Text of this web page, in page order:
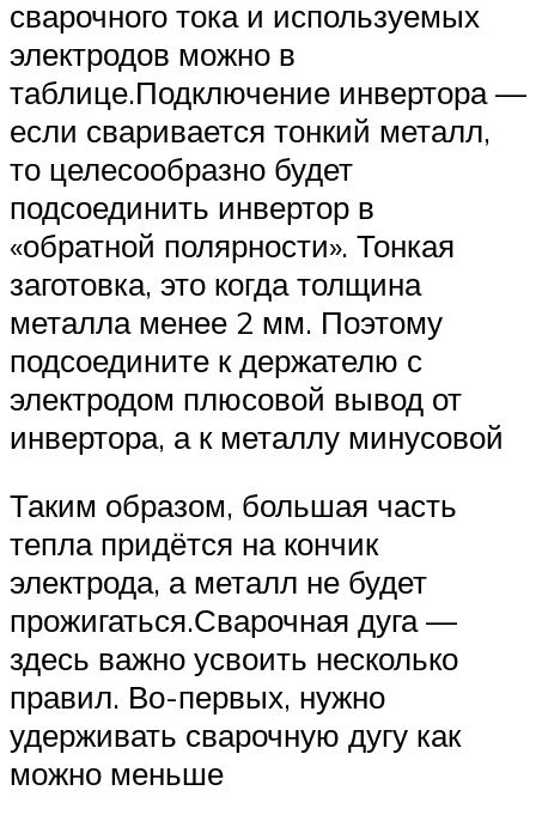
сварочного тока и используемых
электродов можно в
таблице.Подключение инвертора —
если сваривается тонкий металл,
то целесообразно будет
подсоединить инвертор в
«обратной полярности». Тонкая
заготовка, это когда толщина
металла менее 2 мм. Поэтому
подсоедините к держателю с
электродом плюсовой вывод от
инвертора, а к металлу минусовой
Таким образом, большая часть
тепла придётся на кончик
электрода, а металл не будет
прожигаться.Сварочная дуга —
здесь важно усвоить несколько
правил. Во-первых, нужно
удерживать сварочную дугу как
можно меньше